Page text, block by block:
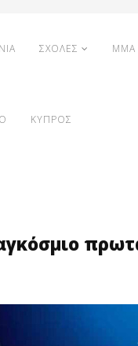
ΣΧΟΛΕΣ MMA
ΚΥΠΡΟΣ